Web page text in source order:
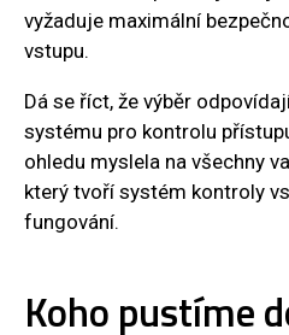
vyžaduje maximální
vstupu.
Dá se říct, že výběr
systému pro kontrolu
ohledu myslela na všechny
který tvoří systém kontroly
fungování.
Koho pustíme